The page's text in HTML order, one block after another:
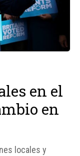
en el
en
locales y